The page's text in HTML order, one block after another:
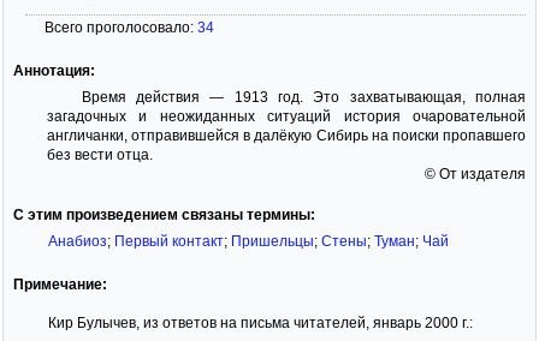
Всего проголосовало: 34
Аннотация:
Время действия — 1913 год. Это захватывающая, полная
загадочных и неожиданных ситуаций история очаровательной
англичанки, отправившейся в далёкую Сибирь на поиски пропавшего
без вести отца.
© От издателя
С этим произведением связаны термины:
Анабиоз; Первый контакт; Пришельцы; Стены; Туман; Чай
Примечание:
Кир Булычев, из ответов на письма читателей, январь 2000 г.: